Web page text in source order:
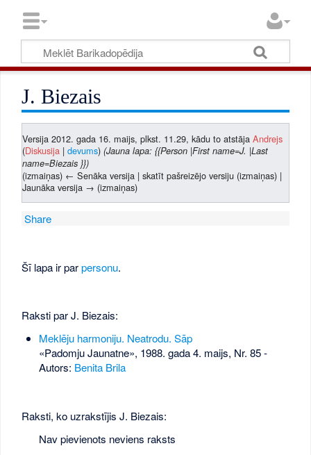
J. Biezais
Versija 2012. gada 16. maijs, plkst. 11.29, kādu to atstājaAndrejs
(Diskusija |devums) (Jauna lapa: {{Person |First name=J. |Last
name=Biezais }})
(izmaiņas) ← Senāka versija | skatīt pašreizējo versiju (izmaiņas) |
Jaunāka versija → (izmaiņas)
Share
Šī lapa ir parpersonu.
Raksti par J. Biezais:
Meklēju harmoniju. Neatrodu. Sāp
«Padomju Jaunatne», 1988. gada 4. maijs, Nr. 85-
Autors: Benita Brila
Raksti, ko uzrakstījis J. Biezais:
Nav pievienots neviens raksts